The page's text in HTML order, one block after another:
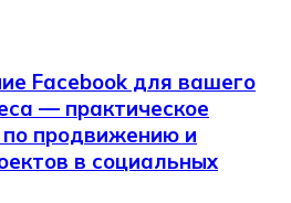
Facebook для вашего
— практическое
по продвижению и
в социальных